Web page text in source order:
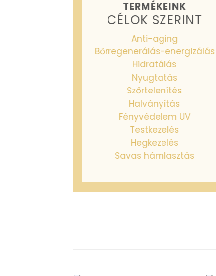
TERMÉKEINK
CÉLOK SZERINT
Anti-aging
Bőrregenerálás-energizálás
Hidratálás
Nyugtatás
Szőrtelenítés
Halványítás
Fényvédelem UV
Testkezelés
Hegkezelés
Savas hámlasztás